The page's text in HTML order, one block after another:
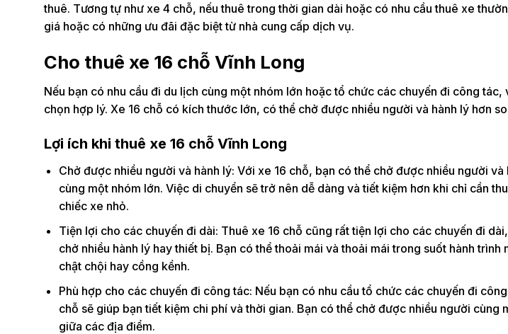
thuê. Tương tự như xe 4 chỗ, nếu thuê trong thời gian dài hoặc có nhu cầu thuê xe
giá hoặc có những ưu đãi đặc biệt từ nhà cung cấp dịch vụ.
Cho thuê xe 16 chỗ Vĩnh Long
Nếu bạn có nhu cầu đi du lịch cùng một nhóm lớn hoặc tổ chức các chuyến đi công tác,
chọn hợp lý. Xe 16 chỗ có kích thước lớn, có thể chở được nhiều người và hành lý hơn
Lợi ích khi thuê xe 16 chỗ Vĩnh Long
Chở được nhiều người và hành lý: Với xe 16 chỗ, bạn có thể chở được nhiều người
cùng một nhóm lớn. Việc di chuyển sẽ trở nên dễ dàng và tiết kiệm hơn khi chỉ cần
chiếc xe nhỏ.
Tiện lợi cho các chuyến đi dài: Thuê xe 16 chỗ cũng rất tiện lợi cho các chuyến đi
chở nhiều hành lý hay thiết bị. Bạn có thể thoải mái và thoải mái trong suốt hành
chật chội hay cồng kềnh.
Phù hợp cho các chuyến đi công tác: Nếu bạn có nhu cầu tổ chức các chuyến đi
chỗ sẽ giúp bạn tiết kiệm chi phí và thời gian. Bạn có thể chở được nhiều người cùng
giữa các địa điểm.